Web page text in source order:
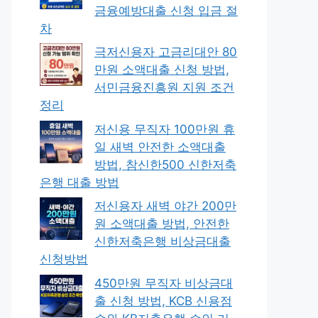
금융예방대출 신청 입금 절
차
극저신용자 고금리대안 80
만원 소액대출 신청 방법,
서민금융진흥원 지원 조건
정리
저신용 무직자 100만원 휴
일 새벽 안전한 소액대출
방법, 참신한500 신한저축
은행 대출 방법
저신용자 새벽 야간 200만
원 소액대출 방법, 안전한
신한저축은행 비상금대출
신청방법
450만원 무직자 비상금대
출 신청 방법, KCB 신용점